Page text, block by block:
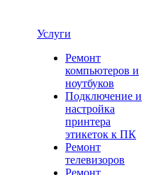
Услуги
Ремонт
компьютеров и
ноутбуков
Подключение и
настройка
принтера
этикеток к ПК
Ремонт
телевизоров
Ремонт